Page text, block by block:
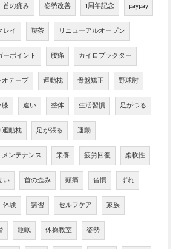
首の痛み 姿勢改善 1周年記念 paypay
レイ 喫茶 リニューアルオープン
ーポイント 腰痛 カイロプラクター
オテープ 運動枕 骨盤矯正 野球肘
膝 違い 整体 生活習慣 足がつる
動枕 足が張る 運動
メンテナンス 栄養 疲労回復 柔軟性
い 首の歪み 頭痛 習慣 ずれ
体験 講習 セルフケア 家族
睡眠 体操教室 姿勢